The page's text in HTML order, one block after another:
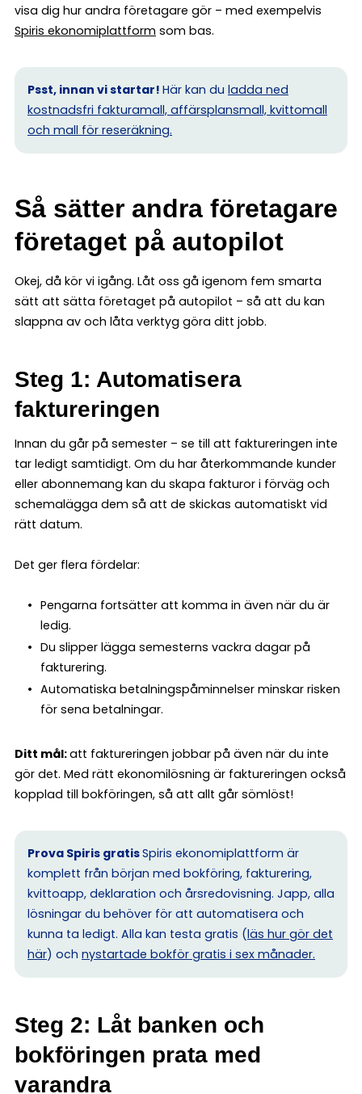
visa dig hur andra företagare gör – med exempelvis
Spiris ekonomiplattform som bas.
Psst, innan vi startar! Här kan du ladda ned
kostnadsfri fakturamall, affärsplansmall, kvittomall
och mall för reseräkning.
Så sätter andra företagare
företaget på autopilot
Okej, då kör vi igång. Låt oss gå igenom fem smarta
sätt att sätta företaget på autopilot – så att du kan
slappna av och låta verktyg göra ditt jobb.
Steg 1: Automatisera
faktureringen
Innan du går på semester – se till att faktureringen inte
tar ledigt samtidigt. Om du har återkommande kunder
eller abonnemang kan du skapa fakturor i förväg och
schemalägga dem så att de skickas automatiskt vid
rätt datum.
Det ger flera fördelar:
Pengarna fortsätter att komma in även när du är
ledig.
Du slipper lägga semesterns vackra dagar på
fakturering.
Automatiska betalningspåminnelser minskar risken
för sena betalningar.
Ditt mål:att faktureringen jobbar på även när du inte
gör det. Med rätt ekonomilösning är faktureringen också
kopplad till bokföringen, så att allt går sömlöst!
Prova Spiris gratisSpiris ekonomiplattform är
komplett från början med bokföring, fakturering,
kvittoapp, deklaration och årsredovisning. Japp, alla
lösningar du behöver för att automatisera och
kunna ta ledigt. Alla kan testa gratis (läs hur gör det
här) och nystartade bokför gratis i sex månader.
Steg 2: Låt banken och
bokföringen prata med
varandra